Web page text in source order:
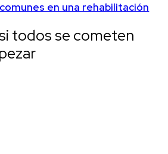
en una rehabilitación
todos se cometen